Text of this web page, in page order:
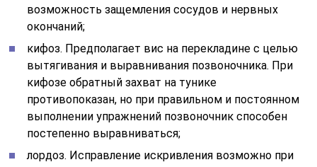
возможность защемления сосудов и нервных
окончаний;
кифоз. Предполагает вис на перекладине с целью
вытягивания и выравнивания позвоночника. При
кифозе обратный захват на тунике
противопоказан, но при правильном и постоянном
выполнении упражнений позвоночник способен
постепенно выравниваться;
лордоз. Исправление искривления возможно при